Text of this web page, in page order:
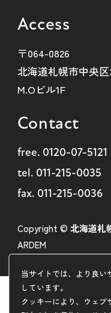
当サイトでは、より良い
しています。
クッキーにより、ウェ
Access
〒064-0826
北海道札幌市中央
M.Oビル1F
Contact
free. 0120-07-5121
tel. 011-215-0035
fax. 011-215-0036
Copyright © 北海道札
ARDEM